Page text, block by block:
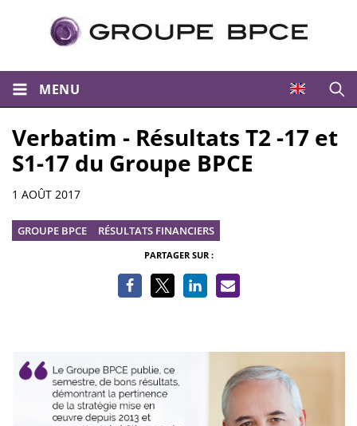
MENU
Verbatim - Résultats T2 -17 et
S1-17 du Groupe BPCE
Informations
1 AOÛT 2017
GROUPE BPCE RÉSULTATS FINANCIERS
PARTAGER SUR :